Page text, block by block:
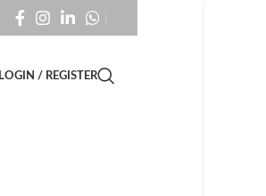
LOGIN / REGISTER